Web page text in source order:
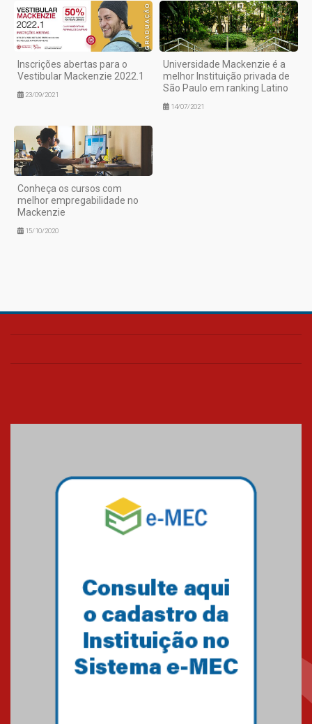
Inscrições abertas para o
Vestibular Mackenzie 2022.1
23/09/2021
Universidade Mackenzie é a
melhor Instituição privada de
São Paulo em ranking Latino
14/07/2021
Conheça os cursos com
melhor empregabilidade no
Mackenzie
15/10/2020